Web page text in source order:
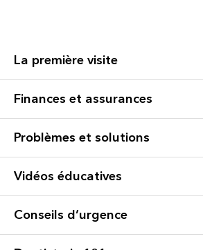
La première visite
Finances et assurances
Problèmes et solutions
Vidéos éducatives
Conseils d’urgence